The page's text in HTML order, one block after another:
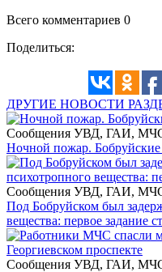
Всего комментариев 0
Поделиться:
ДРУГИЕ НОВОСТИ
Сообщения УВД, ГАИ,
Ночной пожар.
Сообщения УВД, ГАИ,
Под Бобруйском был
вещества: первое задание
Сообщения УВД, ГАИ,